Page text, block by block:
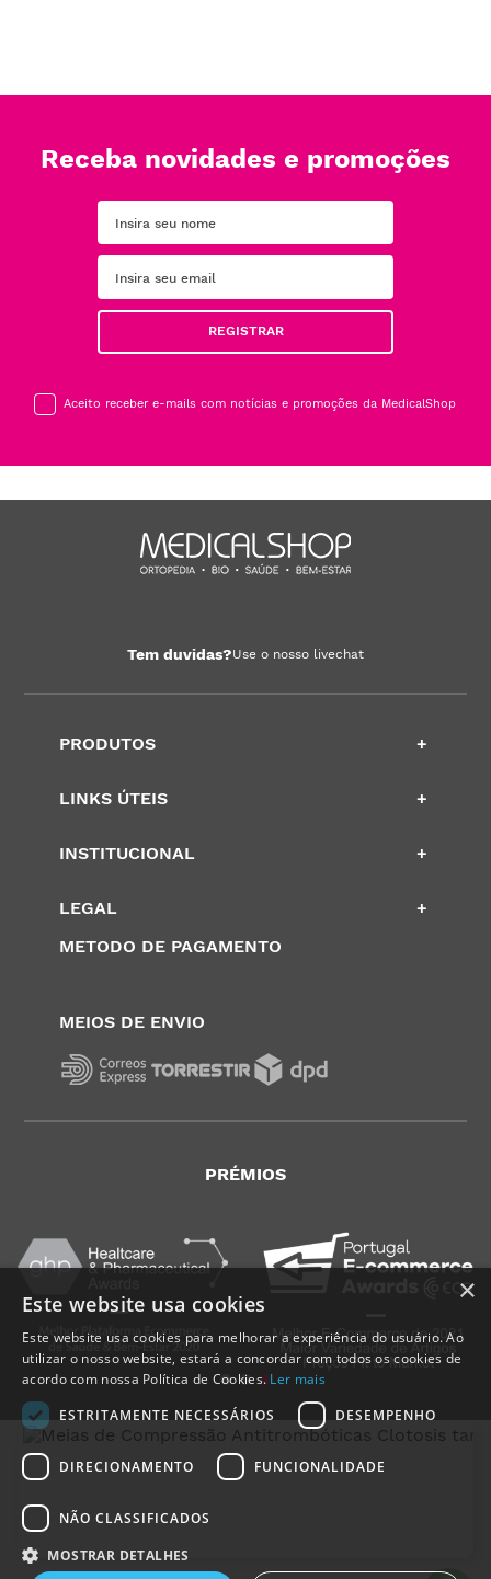
Receba novidades e promoções
REGISTRAR
Aceito receber e-mails com notícias e promoções da MedicalShop
Tem duvidas?Use o nosso livechat
PRODUTOS +
LINKS ÚTEIS +
INSTITUCIONAL +
LEGAL
+
METODO DE PAGAMENTO
MEIOS DE ENVIO
PRÉMIOS
MedicalShop - Saúde e Bem-Estar
×
Este website usa cookies
Este website usa cookies para melhorar a experiência do usuário. Ao
utilizar o nosso website, estará a concordar com todos os cookies de
acordo com nossa Política de Cookies. Ler mais
ESTRITAMENTE NECESSÁRIOS
DESEMPENHO
DIRECIONAMENTO FUNCIONALIDADE
NÃO CLASSIFICADOS
MOSTRAR DETALHES